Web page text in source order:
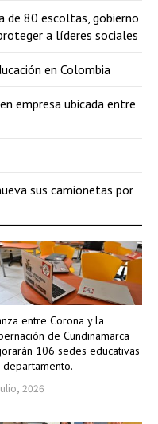
entre Corona y la
de Cundinamarca
106 sedes educativas
2026
80 escoltas, gobierno
a líderes sociales
en Colombia
empresa ubicada entre
sus camionetas por